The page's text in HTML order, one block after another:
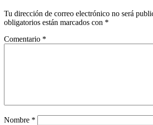
Tu dirección de correo electrónico no será
obligatorios están marcados con *
Comentario *
Nombre *